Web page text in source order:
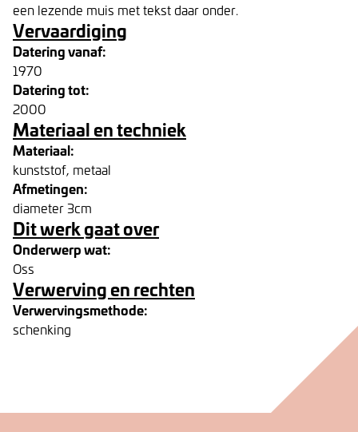
een lezende muis met tekst daar onder.
Vervaardiging
Datering vanaf:
1970
Datering tot:
2000
Materiaal en techniek
Materiaal:
kunststof, metaal
Afmetingen:
diameter 3cm
Dit werk gaat over
Onderwerp wat:
Oss
Verwerving en rechten
Verwervingsmethode:
schenking